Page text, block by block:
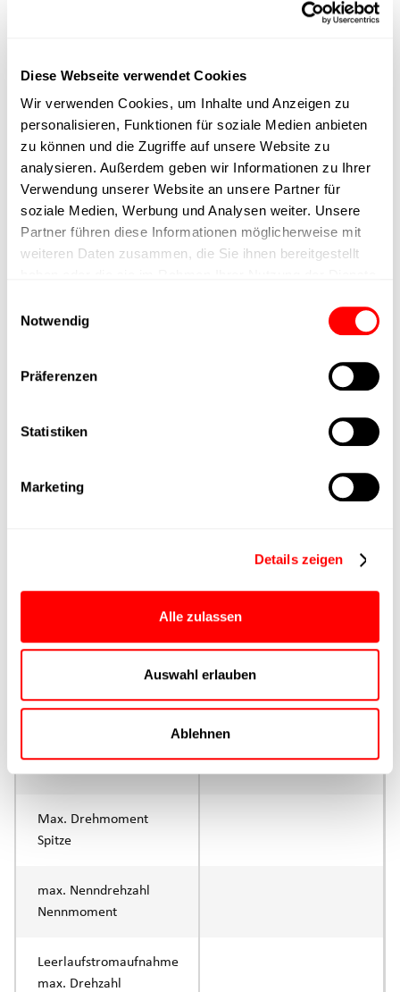
Diese Webseite verwendet Cookies
Wir verwenden Cookies, um Inhalte und Anzeigen zu
personalisieren, Funktionen für soziale Medien anbieten
zu können und die Zugriffe auf unsere Website zu
analysieren. Außerdem geben wir Informationen zu Ihrer
Verwendung unserer Website an unsere Partner für
soziale Medien, Werbung und Analysen weiter. Unsere
Partner führen diese Informationen möglicherweise mit
weiteren Daten zusammen, die Sie ihnen bereitgestellt
Notwendig
Präferenzen
Statistiken
Marketing
Details zeigen
Alle zulassen
Auswahl erlauben
Ablehnen
Positioniergenauigkeit
Nennkraft
Max. Halterkraft
Min. Hubzeit
Lieferzeit
Hauptgruppe
Max. Vorschubkraft
Produktgruppe
Parametrierung
Max. Drehmoment
Spitze
max. Nenndrehzahl
Nennmoment
Leerlaufstromaufnahme
max. Drehzahl